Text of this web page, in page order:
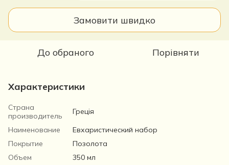
Замовити швидко
До обраного Порівняти
Характеристики
Страна
производитель
Греція
Наименование
Евхаристический набор
Покрытие
Позолота
Объем
350 мл